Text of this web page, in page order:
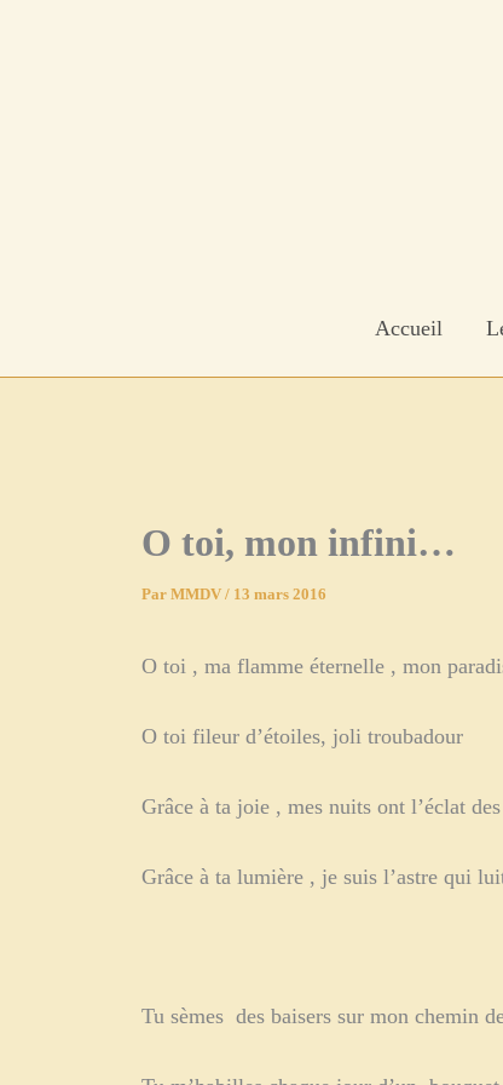
Accueil
O toi, mon infini…
Par MMDV / 13 mars 2016
O toi , ma flamme éternelle , mon
O toi fileur d’étoiles, joli troubadour
Grâce à ta joie , mes nuits ont l’éclat
Grâce à ta lumière , je suis l’astre qui
Tu sèmes des baisers sur mon chemin